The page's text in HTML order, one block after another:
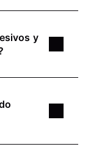
a la pared
de tu
el tener
pared de tu
y
incl.) están
de